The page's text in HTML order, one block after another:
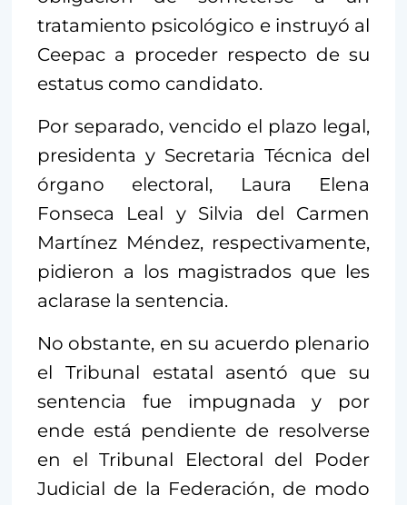
tratamiento psicológico e instruyó al
Ceepac a proceder respecto de su
estatus como candidato.
Por separado, vencido el plazo legal,
presidenta y Secretaria Técnica del
órgano electoral, Laura Elena
Fonseca Leal y Silvia del Carmen
Martínez Méndez, respectivamente,
pidieron a los magistrados que les
aclarase la sentencia.
No obstante, en su acuerdo plenario
el Tribunal estatal asentó que su
sentencia fue impugnada y por
ende está pendiente de resolverse
en el Tribunal Electoral del Poder
Judicial de la Federación, de modo